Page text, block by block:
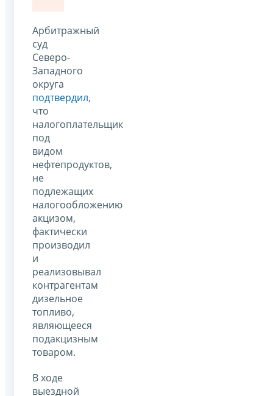
Арбитражный
суд
Северо-
Западного
округа
подтвердил,
что
налогоплательщик
под
видом
нефтепродуктов,
не
подлежащих
налогообложению
акцизом,
фактически
производил
и
реализовывал
контрагентам
дизельное
топливо,
являющееся
подакцизным
товаром.
В ходе
выездной